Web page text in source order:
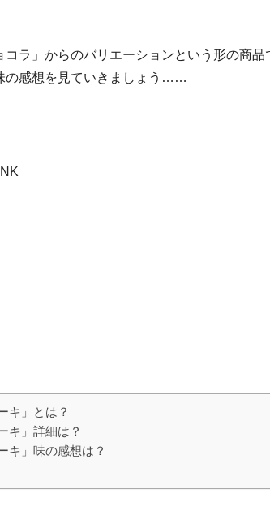
ラ」からのバリエーションという形の商品
の感想を見ていきましょう……
キ」とは？
キ」詳細は？
キ」味の感想は？